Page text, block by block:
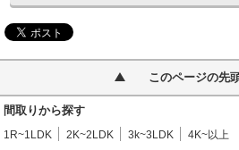
このページの先
間取りから探す
1R~1LDK 2K~2LDK 3k~3LDK 4K~以上